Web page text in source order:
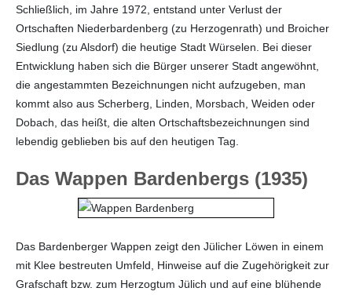
Schließlich, im Jahre 1972, entstand unter Verlust der
Ortschaften Niederbardenberg (zu Herzogenrath) und Broicher
Siedlung (zu Alsdorf) die heutige Stadt Würselen. Bei dieser
Entwicklung haben sich die Bürger unserer Stadt angewöhnt,
die angestammten Bezeichnungen nicht aufzugeben, man
kommt also aus Scherberg, Linden, Morsbach, Weiden oder
Dobach, das heißt, die alten Ortschaftsbezeichnungen sind
lebendig geblieben bis auf den heutigen Tag.
Das Wappen Bardenbergs (1935)
Das Bardenberger Wappen zeigt den Jülicher Löwen in einem
mit Klee bestreuten Umfeld, Hinweise auf die Zugehörigkeit zur
Grafschaft bzw. zum Herzogtum Jülich und auf eine blühende